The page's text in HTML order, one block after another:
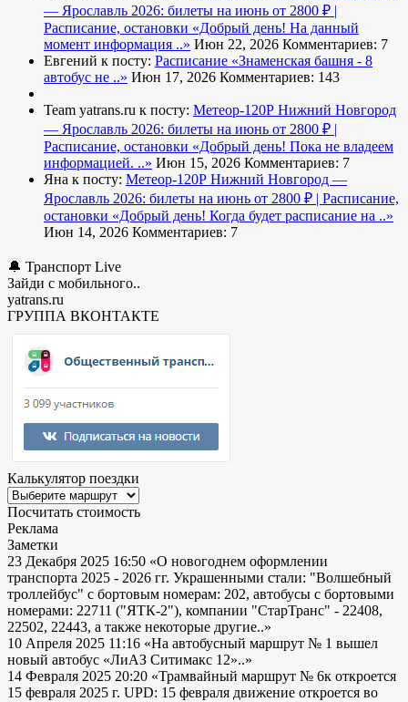
— Ярославль 2026: билеты на июнь от 2800 ₽ |
Расписание, остановки «Добрый день! На данный
момент информация ..» Июн 22, 2026 Комментариев: 7
Евгений к посту: Расписание «Знаменская башня - 8
автобус не ..» Июн 17, 2026 Комментариев: 143
Team yatrans.ru к посту: Метеор-120Р Нижний Новгород
— Ярославль 2026: билеты на июнь от 2800 ₽ |
Расписание, остановки «Добрый день! Пока не владеем
информацией. ..» Июн 15, 2026 Комментариев: 7
Яна к посту: Метеор-120Р Нижний Новгород —
Ярославль 2026: билеты на июнь от 2800 ₽ | Расписание,
остановки «Добрый день! Когда будет расписание на ..»
Июн 14, 2026 Комментариев: 7
🔔 Транспорт Live
Зайди с мобильного..
yatrans.ru
ГРУППА ВКОНТАКТЕ
Калькулятор поездки
Посчитать стоимость
Реклама
Заметки
23 Декабря 2025 16:50 «О новогоднем оформлении
транспорта 2025 - 2026 гг. Украшенными стали: "Волшебный
троллейбус" с бортовым номерам: 202, автобусы с бортовыми
номерами: 22711 ("ЯТК-2"), компании "СтарТранс" - 22408,
22502, 22443, а также некоторые другие..»
10 Апреля 2025 11:16 «На автобусный маршрут № 1 вышел
новый автобус «ЛиАЗ Ситимакс 12»..»
14 Февраля 2025 20:20 «Трамвайный маршрут № 6к откроется
15 февраля 2025 г. UPD: 15 февраля движение откроется во